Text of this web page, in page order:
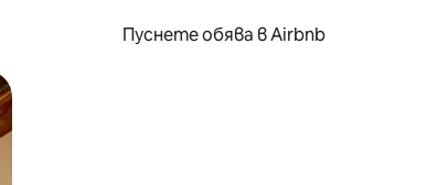
Пуснете обява в Airbnb